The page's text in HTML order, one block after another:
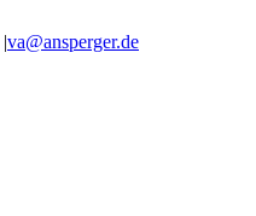
|va@ansperger.de